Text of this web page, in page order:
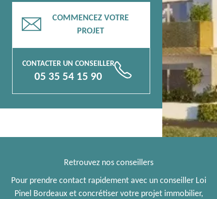
📧
COMMENCEZ VOTRE
PROJET
CONTACTER UN CONSEILLER
05 35 54 15 90 📞
Retrouvez nos conseillers
Pour prendre contact rapidement avec un conseiller Loi
Pinel Bordeaux et concrétiser votre projet immobilier,